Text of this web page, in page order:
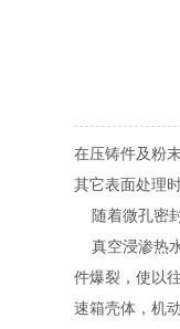
在压铸件及粉
其它表面处理
随着微孔密
真空浸渗热
件爆裂，使以
速箱壳体，机